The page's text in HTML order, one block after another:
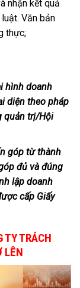
nhận kết quả
Văn bản
thực;
hình doanh
diện theo pháp
quản trị/Hội
góp từ thành
đủ và đúng
lập doanh
cấp Giấy
TY TRÁCH
LÊN